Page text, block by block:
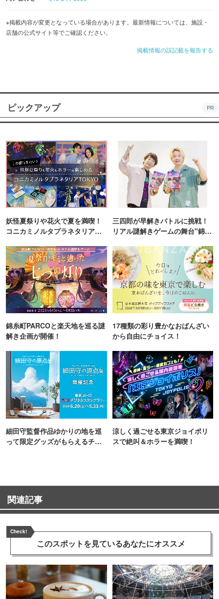
※掲載内容が変更となっている場合があります。最新情報については、施設・
店舗の公式サイト等でご確認ください。
掲載情報の誤記載を報告する
ピックアップ PR
妖怪夏祭りや花火で夏を満喫！
コニカミノルタプラネタリア
三四郎が早解きバトルに挑戦！
リアル謎解きゲームの舞台"錦糸
錦糸町PARCOと楽天地を巡る謎
解き企画が開催！
17種類の彩り豊かなおばんざい
から自由にチョイス！
細田守監督作品ゆかりの地を巡
って限定グッズがもらえるチャ
涼しく過ごせる東京ジョイポリ
スで絶叫＆ホラーを満喫！
関連記事
Check!
このスポットを見ているあなたにオススメ